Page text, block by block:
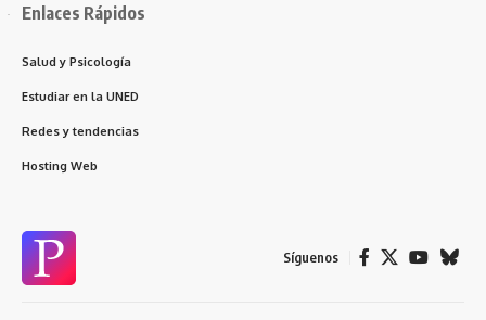
Enlaces Rápidos
Salud y Psicología
Estudiar en la UNED
Redes y tendencias
Hosting Web
Síguenos